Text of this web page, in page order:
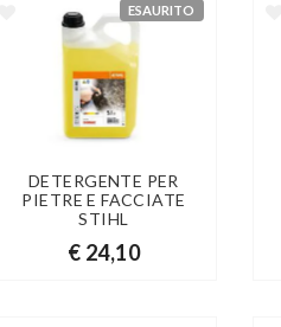
ESAURITO
DETERGENTE PER
PIETRE E FACCIATE
STIHL
€ 24,10